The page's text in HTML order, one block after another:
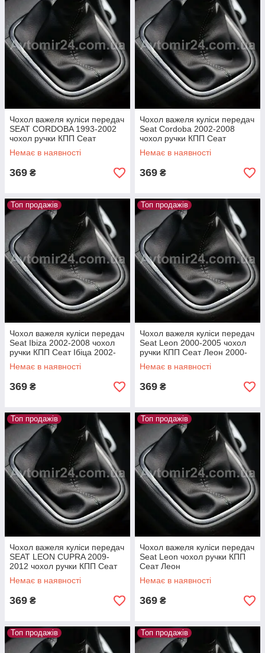
Чохол важеля куліси передач
SEAT CORDOBA 1993-2002
чохол ручки КПП Сеат
Кордоба
Немає в наявності
369 ₴
Чохол важеля куліси передач
Seat Cordoba 2002-2008
чохол ручки КПП Сеат
Кордоба 2002-2008
Немає в наявності
369 ₴
Топ продажів
Чохол важеля куліси передач
Seat Ibiza 2002-2008 чохол
ручки КПП Сеат Ібіца 2002-
2008
Немає в наявності
369 ₴
Топ продажів
Чохол важеля куліси передач
Seat Leon 2000-2005 чохол
ручки КПП Сеат Леон 2000-
2005
Немає в наявності
369 ₴
Топ продажів
Чохол важеля куліси передач
SEAT LEON CUPRA 2009-
2012 чохол ручки КПП Сеат
Леон Купра
Немає в наявності
369 ₴
Топ продажів
Чохол важеля куліси передач
Seat Leon чохол ручки КПП
Сеат Леон
Немає в наявності
369 ₴
Топ продажів Топ продажів